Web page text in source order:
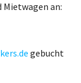
an:
gebucht